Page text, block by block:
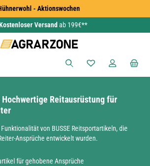
- Aktionswochen
Versand ab 199€**
Du hast 0
Hochwertige Reitausrüstung für
von BUSSE Reitsportartikeln, die
Ansprüche entwickelt wurden.
für gehobene Ansprüche